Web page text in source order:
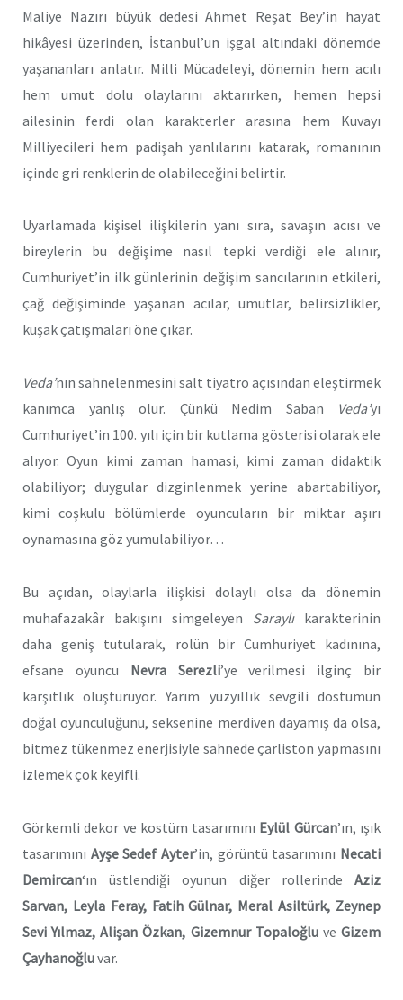
Maliye Nazırı büyük dedesi Ahmet Reşat Bey’in hayat
hikâyesi üzerinden, İstanbul’un işgal altındaki dönemde
yaşananları anlatır. Milli Mücadeleyi, dönemin hem acılı
hem umut dolu olaylarını aktarırken, hemen hepsi
ailesinin ferdi olan karakterler arasına hem Kuvayı
Milliyecileri hem padişah yanlılarını katarak, romanının
içinde gri renklerin de olabileceğini belirtir.
Uyarlamada kişisel ilişkilerin yanı sıra, savaşın acısı ve
bireylerin bu değişime nasıl tepki verdiği ele alınır,
Cumhuriyet’in ilk günlerinin değişim sancılarının etkileri,
çağ değişiminde yaşanan acılar, umutlar, belirsizlikler,
kuşak çatışmaları öne çıkar.
Veda’nın sahnelenmesini salt tiyatro açısından eleştirmek
kanımca yanlış olur. Çünkü Nedim Saban Veda’yı
Cumhuriyet’in 100. yılı için bir kutlama gösterisi olarak ele
alıyor. Oyun kimi zaman hamasi, kimi zaman didaktik
olabiliyor; duygular dizginlenmek yerine abartabiliyor,
kimi coşkulu bölümlerde oyuncuların bir miktar aşırı
oynamasına göz yumulabiliyor…
Bu açıdan, olaylarla ilişkisi dolaylı olsa da dönemin
muhafazakâr bakışını simgeleyen Saraylıkarakterinin
daha geniş tutularak, rolün bir Cumhuriyet kadınına,
efsane oyuncu Nevra Serezli’ye verilmesi ilginç bir
karşıtlık oluşturuyor. Yarım yüzyıllık sevgili dostumun
doğal oyunculuğunu, seksenine merdiven dayamış da olsa,
bitmez tükenmez enerjisiyle sahnede çarliston yapmasını
izlemek çok keyifli.
Görkemli dekor ve kostüm tasarımını Eylül Gürcan’ın, ışık
tasarımını Ayşe Sedef Ayter’in, görüntü tasarımını Necati
Demircan‘ın üstlendiği oyunun diğer rollerinde Aziz
Sarvan, Leyla Feray, Fatih Gülnar, Meral Asiltürk, Zeynep
Sevi Yılmaz, Alişan Özkan, Gizemnur TopaloğluveGizem
Çayhanoğluvar.